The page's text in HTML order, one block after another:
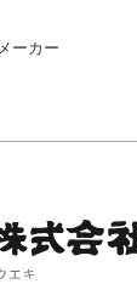
ーカー